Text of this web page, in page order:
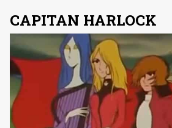
CAPITAN HARLOCK